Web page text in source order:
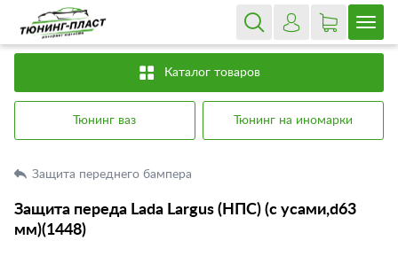
Каталог товаров
Тюнинг ваз Тюнинг на иномарки
Защита переднего бампера
Защита переда Lada Largus (НПС) (с усами,d63
мм)(1448)